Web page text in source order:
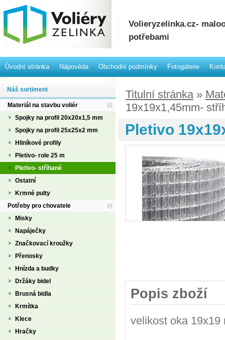
Volieryzelinka.cz-
potřebami
Úvodní stránka Nápověda Obchodní podmínky Fotogalerie
Titulní stránka»
19x19x1,45mm-
Pletivo
Popis zboží
velikost oka 19x19
Náš sortiment
Materiál na stavbu voliér
Spojky na profil 20x20x1,5 mm
Spojky na profil 25x25x2 mm
Hliníkové profily
Pletivo- role 25 m
Pletivo- stříhané
Ostatní
Krmné pulty
Potřeby pro chovatele
Misky
Napáječky
Značkovací kroužky
Přenosky
Hnízda a budky
Držáky bidel
Brusná bidla
Krmítka
Klece
Hračky